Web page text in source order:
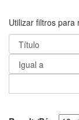
Utilizar filtros para